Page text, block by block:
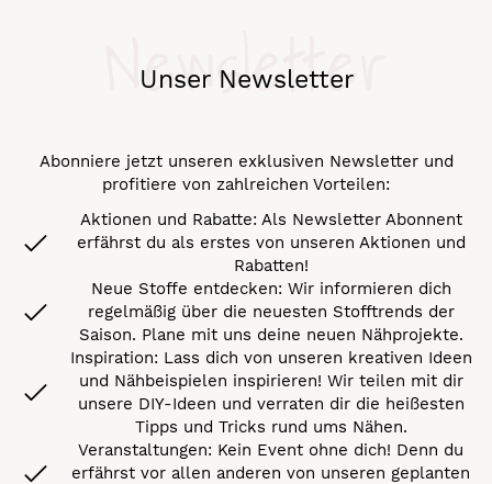
Unser Newsletter
Newsletter
Abonniere jetzt unseren exklusiven Newsletter und
profitiere von zahlreichen Vorteilen:
Aktionen und Rabatte: Als Newsletter Abonnent
erfährst du als erstes von unseren Aktionen und
Rabatten!
Neue Stoffe entdecken: Wir informieren dich
regelmäßig über die neuesten Stofftrends der
Saison. Plane mit uns deine neuen Nähprojekte.
Inspiration: Lass dich von unseren kreativen Ideen
und Nähbeispielen inspirieren! Wir teilen mit dir
unsere DIY-Ideen und verraten dir die heißesten
Tipps und Tricks rund ums Nähen.
Veranstaltungen: Kein Event ohne dich! Denn du
erfährst vor allen anderen von unseren geplanten